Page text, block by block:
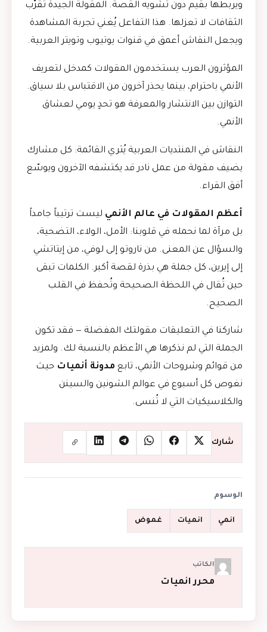
ويربطها بقيم دون تشويه القصة. المقولة الجيدة تُقرّب
الثقافات لا تعزلها. هذا التفاعل يُغني تجربة المشاهدة
ويجعل النقاش أعمق في قنوات يوتيوب وتويتر العربية.
المؤثرون العرب يستخدمون المقولات كمدخل لتعريف
الأنمي باحترام، بينما يحذر آخرون من الاقتباس بلا سياق.
التوازن بين الانتشار والمعرفة هو تحدٍ يومي لعشاق
الأنمي.
النقاش في المنتديات العربية يُثري القائمة: كل مشارك
يضيف مقولة من عمل نادر قد يكتشفه الآخرون ويوسّع
أفق القراء.
أعظم المقولات في عالم الأنمي ليست ترتيباً جامداً
بل مرآة لما نحمله في قلوبنا: الأمل، الولاء، التضحية،
والسؤال عن المعنى. من ناروتو إلى لوفي، من إيتاتشي
إلى إيرين، كل جملة هي بذرة لقصة أكبر. الكلمات تبقى
حين تُقال في اللحظة الصحيحة وتُحفظ في القلب
الصحيح.
شاركنا في التعليقات مقولتك المفضلة — فقد تكون
الجملة التي لم نذكرها هي الأعظم بالنسبة لك. ولمزيد
من قوائم وشروحات الأنمي، تابع مدونة أنميات حيث
نغوص كل أسبوع في عوالم الشونين والسينن
والكلاسيكيات التي لا تُنسى.
شارك
الوسوم
انمي انميات غموض
الكاتب
محرر انميات